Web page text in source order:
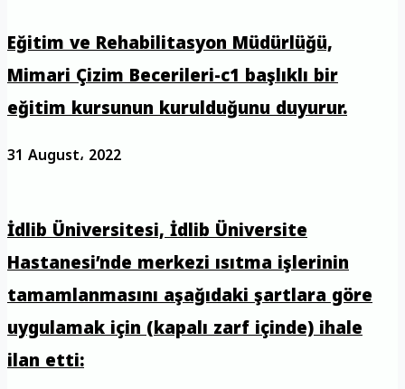
Eğitim ve Rehabilitasyon Müdürlüğü,
Mimari Çizim Becerileri-c1 başlıklı bir
eğitim kursunun kurulduğunu duyurur.
31 August، 2022
İdlib Üniversitesi, İdlib Üniversite
Hastanesi’nde merkezi ısıtma işlerinin
tamamlanmasını aşağıdaki şartlara göre
uygulamak için (kapalı zarf içinde) ihale
ilan etti: